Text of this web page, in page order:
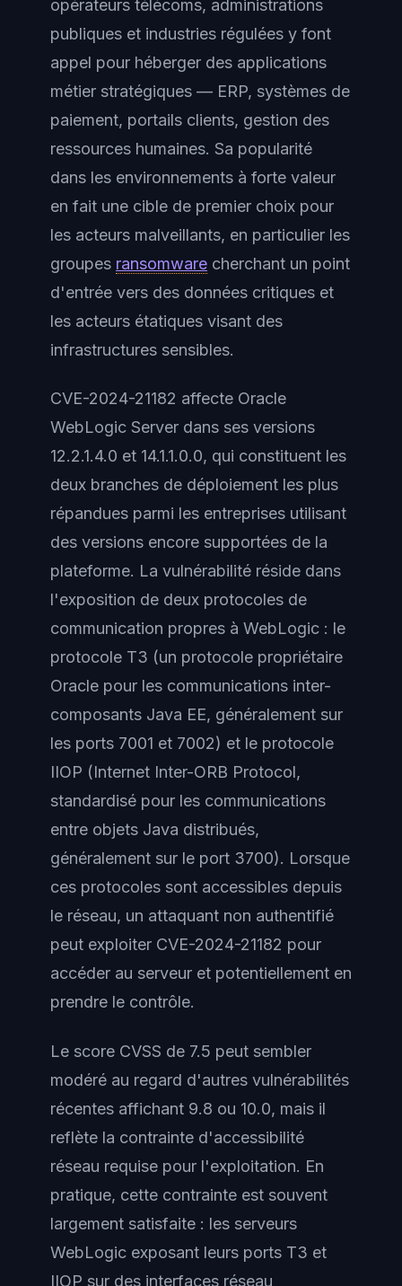
opérateurs télécoms, administrations
publiques et industries régulées y font
appel pour héberger des applications
métier stratégiques — ERP, systèmes de
paiement, portails clients, gestion des
ressources humaines. Sa popularité
dans les environnements à forte valeur
en fait une cible de premier choix pour
les acteurs malveillants, en particulier les
groupes ransomware cherchant un point
d'entrée vers des données critiques et
les acteurs étatiques visant des
infrastructures sensibles.
CVE-2024-21182 affecte Oracle
WebLogic Server dans ses versions
12.2.1.4.0 et 14.1.1.0.0, qui constituent les
deux branches de déploiement les plus
répandues parmi les entreprises utilisant
des versions encore supportées de la
plateforme. La vulnérabilité réside dans
l'exposition de deux protocoles de
communication propres à WebLogic : le
protocole T3 (un protocole propriétaire
Oracle pour les communications inter-
composants Java EE, généralement sur
les ports 7001 et 7002) et le protocole
IIOP (Internet Inter-ORB Protocol,
standardisé pour les communications
entre objets Java distribués,
généralement sur le port 3700). Lorsque
ces protocoles sont accessibles depuis
le réseau, un attaquant non authentifié
peut exploiter CVE-2024-21182 pour
accéder au serveur et potentiellement en
prendre le contrôle.
Le score CVSS de 7.5 peut sembler
modéré au regard d'autres vulnérabilités
récentes affichant 9.8 ou 10.0, mais il
reflète la contrainte d'accessibilité
réseau requise pour l'exploitation. En
pratique, cette contrainte est souvent
largement satisfaite : les serveurs
WebLogic exposant leurs ports T3 et
IIOP sur des interfaces réseau